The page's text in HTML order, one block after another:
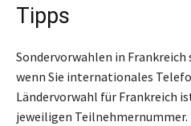
Tipps
Sondervorwahlen in
wenn Sie internationales
Ländervorwahl für Frankreich
jeweiligen Teilnehmernummer.